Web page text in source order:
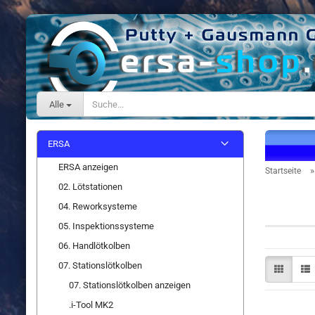
Alle
Startseite »
ERSA
ERSA anzeigen
02. Lötstationen
04. Reworksysteme
05. Inspektionssysteme
06. Handlötkolben
07. Stationslötkolben
07. Stationslötkolben anzeigen
.i-Tool MK2